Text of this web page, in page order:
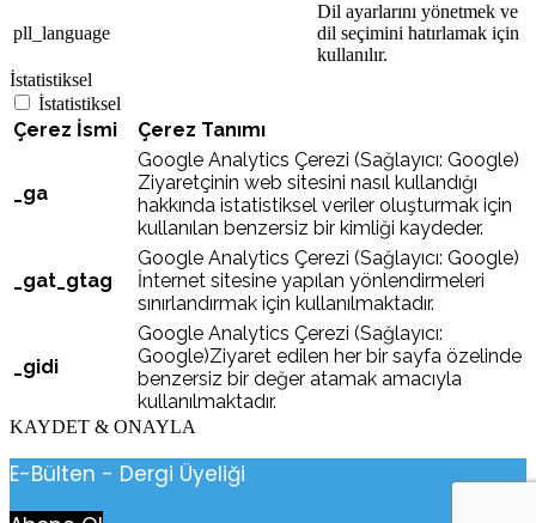
pll_language
Dil ayarlarını yönetmek ve
dil seçimini hatırlamak için
kullanılır.
İstatistiksel
İstatistiksel
Çerez İsmi Çerez Tanımı
_ga
Google Analytics Çerezi (Sağlayıcı: Google)
Ziyaretçinin web sitesini nasıl kullandığı
hakkında istatistiksel veriler oluşturmak için
kullanılan benzersiz bir kimliği kaydeder.
_gat_gtag
Google Analytics Çerezi (Sağlayıcı: Google)
İnternet sitesine yapılan yönlendirmeleri
sınırlandırmak için kullanılmaktadır.
_gidi
Google Analytics Çerezi (Sağlayıcı:
Google)Ziyaret edilen her bir sayfa özelinde
benzersiz bir değer atamak amacıyla
kullanılmaktadır.
KAYDET & ONAYLA
E-Bülten - Dergi Üyeliği